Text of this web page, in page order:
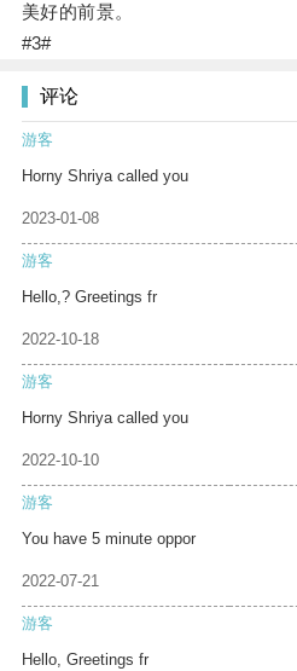
美好的前景。
#3#
评论
游客
Horny Shriya called you
2023-01-08
游客
Hello,? Greetings fr
2022-10-18
游客
Horny Shriya called you
2022-10-10
游客
You have 5 minute oppor
2022-07-21
游客
Hello, Greetings fr